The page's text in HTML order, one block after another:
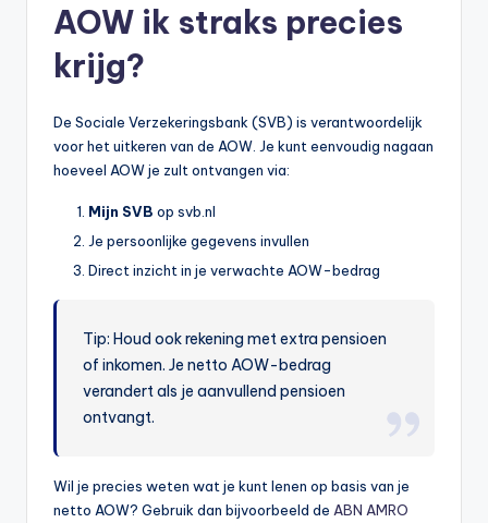
AOW ik straks precies
krijg?
De Sociale Verzekeringsbank (SVB) is verantwoordelijk
voor het uitkeren van de AOW. Je kunt eenvoudig nagaan
hoeveel AOW je zult ontvangen via:
Mijn SVB op svb.nl
Je persoonlijke gegevens invullen
Direct inzicht in je verwachte AOW-bedrag
Tip: Houd ook rekening met extra pensioen
of inkomen. Je netto AOW-bedrag
verandert als je aanvullend pensioen
ontvangt.
Wil je precies weten wat je kunt lenen op basis van je
netto AOW? Gebruik dan bijvoorbeeld de ABN AMRO